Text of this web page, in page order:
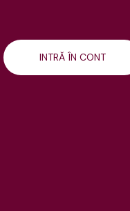
INTRĂ ÎN CONT